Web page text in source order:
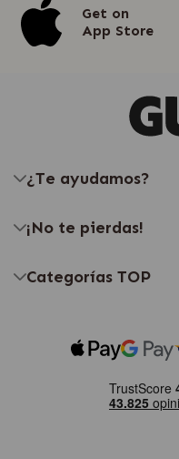
Get on
App Store
¿Te ayudamos?
¡No te pierdas!
Categorías TOP